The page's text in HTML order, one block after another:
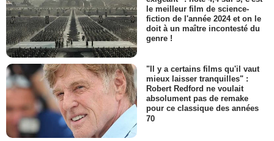
le meilleur film de science-
fiction de l'année 2024 et on le
doit à un maître incontesté du
genre !
"Il y a certains films qu'il vaut
mieux laisser tranquilles" :
Robert Redford ne voulait
absolument pas de remake
pour ce classique des années
70